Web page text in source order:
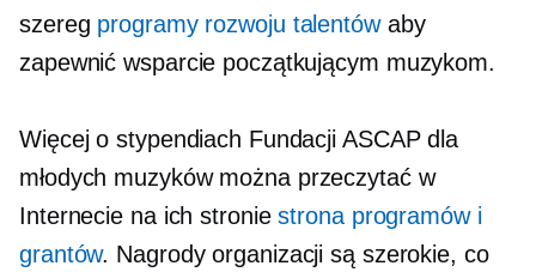
szereg programy rozwoju talentówaby
zapewnić wsparcie początkującym muzykom.
Więcej o stypendiach Fundacji ASCAP dla
młodych muzyków można przeczytać w
Internecie na ich stroniestrona programów i
grantów. Nagrody organizacji są szerokie, co